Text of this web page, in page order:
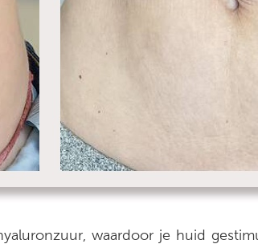
waardoor je huid